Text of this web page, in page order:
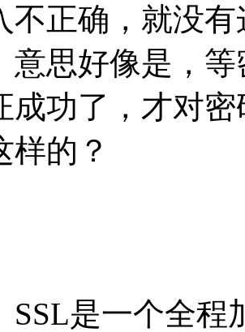
不正确，就没
意思好像是，
成功了，才对
样的？
SSL是一个全